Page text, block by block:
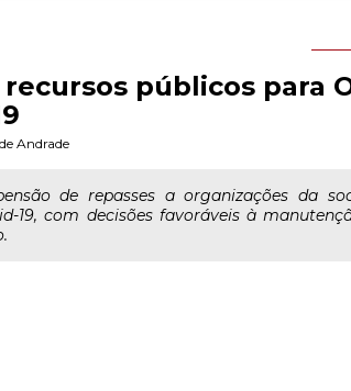
públicos para
Andrade
de repasses a organizações da
com decisões favoráveis à